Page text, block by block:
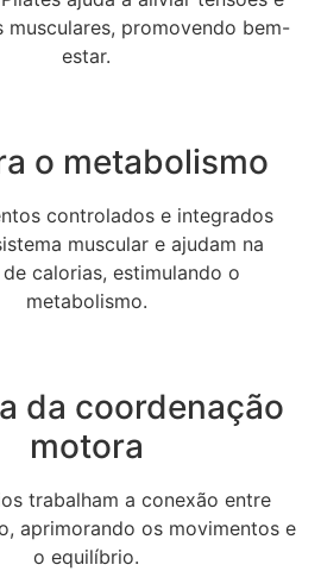
promovendo bem-
estar.
o metabolismo
controlados e integrados
muscular e ajudam na
calorias, estimulando o
metabolismo.
da coordenação
motora
trabalham a conexão entre
aprimorando os movimentos e
o equilíbrio.